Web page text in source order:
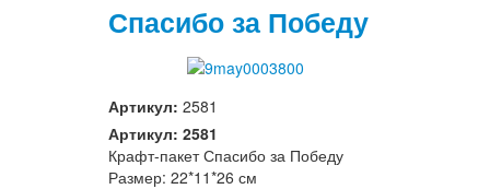
Спасибо за Победу
Артикул: 2581
Артикул: 2581
Крафт-пакет Спасибо за Победу
Размер: 22*11*26 см